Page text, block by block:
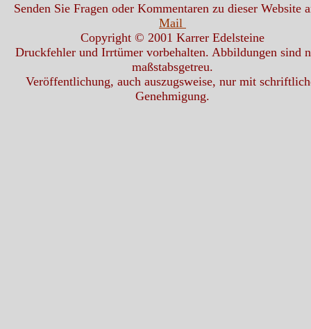
Senden Sie Fragen oder Kommentaren zu dieser Website
Mail
Copyright © 2001 Karrer Edelsteine
Druckfehler und Irrtümer vorbehalten. Abbildungen sind
maßstabsgetreu.
Veröffentlichung, auch auszugsweise, nur mit
Genehmigung.